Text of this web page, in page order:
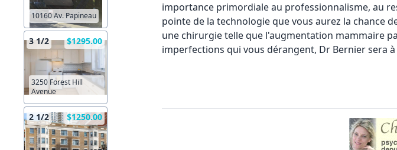
10160 Av. Papineau
3 1/2 $1295.00
3250 Forest Hill
Avenue
2 1/2 $1250.00
importance primordiale au professionnalisme, au
pointe de la technologie que vous aurez la chance
une chirurgie telle que l'augmentation mammaire
imperfections qui vous dérangent, Dr Bernier sera